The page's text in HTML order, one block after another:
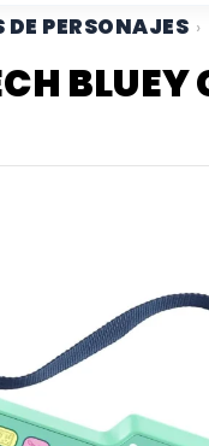
DE PERSONAJES ›
BLUEY